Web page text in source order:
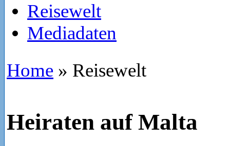
Reisewelt
Mediadaten
Home » Reisewelt
Heiraten auf Malta